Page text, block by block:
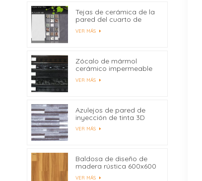
Tejas de cerámica de la
pared del cuarto de
baño de la impresión del
chorro de tinta de
para requisitos
particulares
VER MÁS
Zócalo de mármol
cerámico impermeable
450x80
VER MÁS
Azulejos de pared de
inyección de tinta 3D
para azulejos de pared
interior al por mayor
VER MÁS
Baldosa de diseño de
madera rústica 600x600
Fabricantes China
VER MÁS